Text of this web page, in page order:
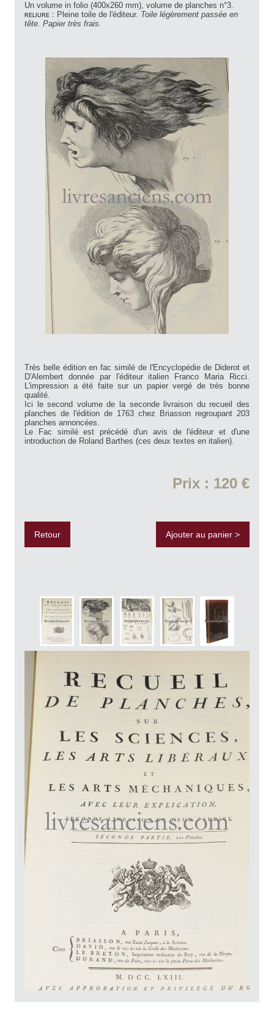
Un volume in folio (400x260 mm), volume de planches n°3.
reliure : Pleine toile de l'éditeur. Toile légèrement passée en
tête. Papier très frais.
Très belle édition en fac similé de l'Encyclopédie de Diderot et
D'Alembert donnée par l'éditeur italien Franco Maria Ricci.
L'impression a été faite sur un papier vergé de très bonne
qualité.
Ici le second volume de la seconde livraison du recueil des
planches de l'édition de 1763 chez Briasson regroupant 203
planches annoncées.
Le Fac similé est précédé d'un avis de l'éditeur et d'une
introduction de Roland Barthes (ces deux textes en italien).
Prix : 120 €
Retour Ajouter au panier >